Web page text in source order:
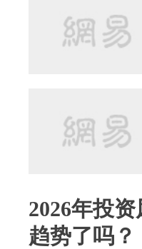
2026年投
趋势了吗？